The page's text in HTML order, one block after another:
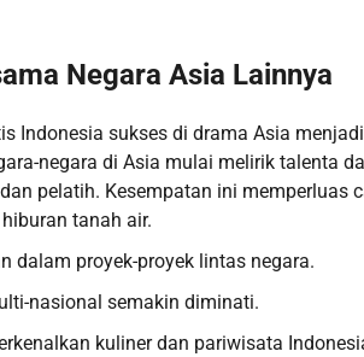
Negara Asia Lainnya
Indonesia sukses di drama Asia
negara di Asia mulai melirik talenta
pelatih. Kesempatan ini memperluas
tanah air.
dalam proyek-proyek lintas negara.
nasional semakin diminati.
kuliner dan pariwisata